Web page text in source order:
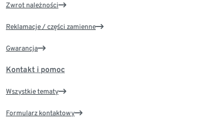
Zwrot należności
Reklamacje / części zamienne
Gwarancja
Kontakt i pomoc
Wszystkie tematy
Formularz kontaktowy